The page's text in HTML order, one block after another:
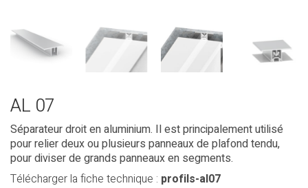
AL 07
Séparateur droit en aluminium. Il est principalement utilisé
pour relier deux ou plusieurs panneaux de plafond tendu,
pour diviser de grands panneaux en segments.
Télécharger la fiche technique : profils-al07